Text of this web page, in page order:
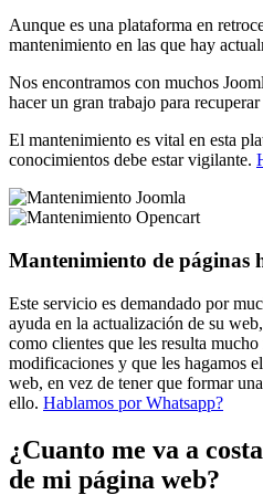
Aunque es una plataforma en
mantenimiento en las que hay
Nos encontramos con muchos
hacer un gran trabajo para
El mantenimiento es vital en esta
conocimientos debe estar vigilante.
Mantenimiento de páginas
Este servicio es demandado por
ayuda en la actualización de su
como clientes que les resulta
modificaciones y que les hagamos
web, en vez de tener que formar
ello. Hablamos por Whatsapp?
¿Cuanto me va a
de mi página web?